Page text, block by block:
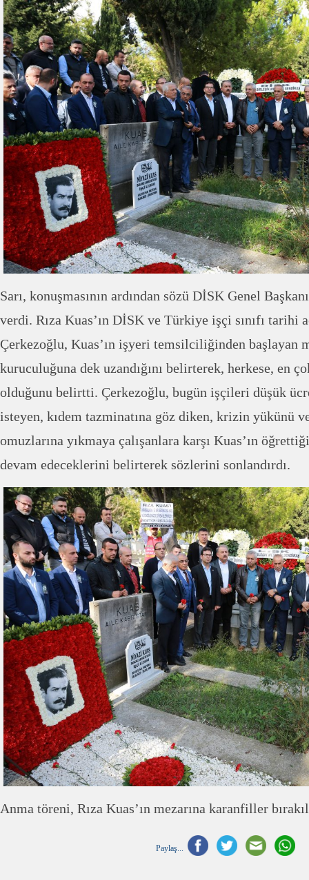
Sarı, konuşmasının ardından sözü DİSK Genel
verdi. Rıza Kuas’ın DİSK ve Türkiye işçi sınıfı tarihi
Çerkezoğlu, Kuas’ın işyeri temsilciliğinden başlayan
kuruculuğuna dek uzandığını belirterek, herkese, en
olduğunu belirtti. Çerkezoğlu, bugün işçileri düşük
isteyen, kıdem tazminatına göz diken, krizin yükünü
omuzlarına yıkmaya çalışanlara karşı Kuas’ın
devam edeceklerini belirterek sözlerini sonlandırdı.
Anma töreni, Rıza Kuas’ın mezarına karanfiller
Paylaş...